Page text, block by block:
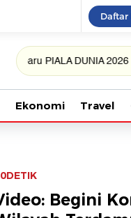
Daftar
DUNIA 2026
Ekonomi Travel
Begini